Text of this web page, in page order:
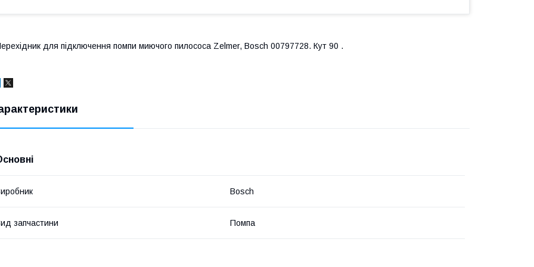
для підключення помпи миючого пилососа Zelmer, Bosch 00797728. Кут 90 .
Bosch
запчастини Помпа